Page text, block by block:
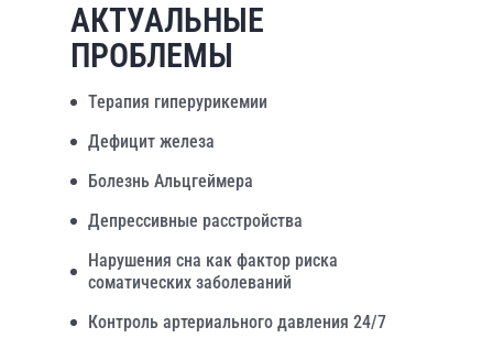
АКТУАЛЬНЫЕ
ПРОБЛЕМЫ
Терапия гиперурикемии
Дефицит железа
Болезнь Альцгеймера
Депрессивные расстройства
Нарушения сна как фактор риска
соматических заболеваний
Контроль артериального давления 24/7